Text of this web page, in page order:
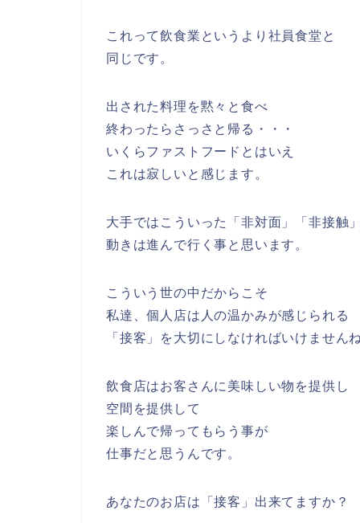
これって飲食業というより社員食堂と
同じです。
出された料理を黙々と食べ
終わったらさっさと帰る・・・
いくらファストフードとはいえ
これは寂しいと感じます。
大手ではこういった「非対面」「非接触
動きは進んで行く事と思います。
こういう世の中だからこそ
私達、個人店は人の温かみが感じられる
「接客」を大切にしなければいけませんね
飲食店はお客さんに美味しい物を提供し
空間を提供して
楽しんで帰ってもらう事が
仕事だと思うんです。
あなたのお店は「接客」出来てますか？